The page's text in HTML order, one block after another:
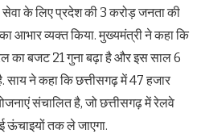
सेवा के लिए प्रदेश की 3 करोड़ जनता की
आभार व्यक्त किया. मुख्यमंत्री ने कहा कि
का बजट 21 गुना बढ़ा है और इस साल 6
साय ने कहा कि छत्तीसगढ़ में 47 हजार
संचालित है, जो छत्तीसगढ़ में रेलवे
ऊंचाइयों तक ले जाएगा.